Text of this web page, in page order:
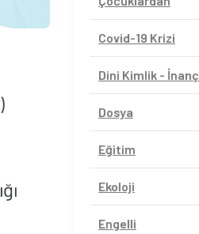
Covid-19 Krizi
Dini Kimlik - İnanç
Dosya
Eğitim
Ekoloji
Engelli